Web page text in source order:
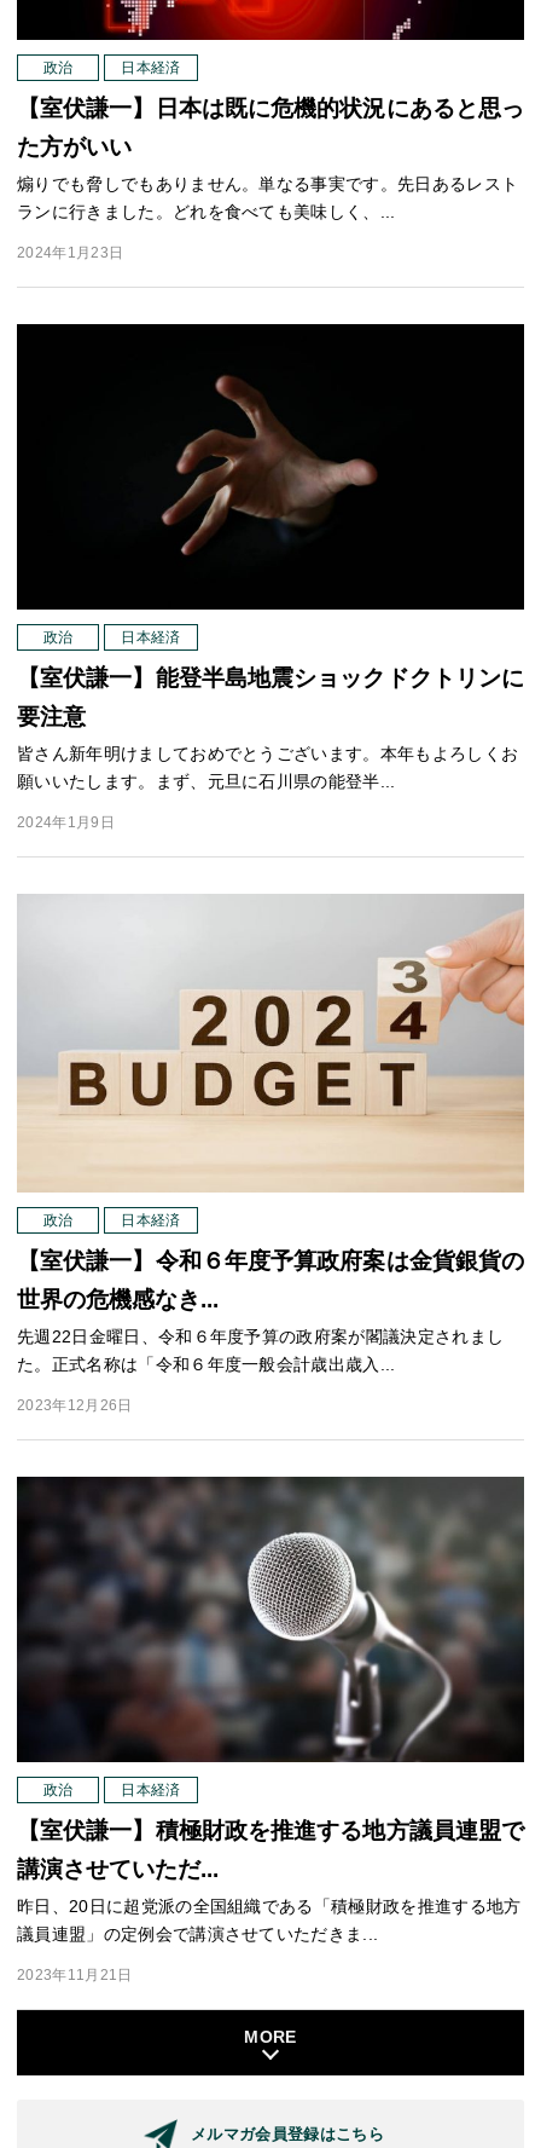
政治 日本経済
【室伏謙一】日本は既に危機的状況にあると思っ
た方がいい
煽りでも脅しでもありません。単なる事実です。先日あるレスト
ランに行きました。どれを食べても美味しく、...
2024年1月23日
政治 日本経済
【室伏謙一】能登半島地震ショックドクトリンに
要注意
皆さん新年明けましておめでとうございます。本年もよろしくお
願いいたします。まず、元旦に石川県の能登半...
2024年1月9日
政治 日本経済
【室伏謙一】令和６年度予算政府案は金貨銀貨の
世界の危機感なき...
先週22日金曜日、令和６年度予算の政府案が閣議決定されまし
た。正式名称は「令和６年度一般会計歳出歳入...
2023年12月26日
政治 日本経済
【室伏謙一】積極財政を推進する地方議員連盟で
講演させていただ...
昨日、20日に超党派の全国組織である「積極財政を推進する地方
議員連盟」の定例会で講演させていただきま...
2023年11月21日
MORE
メルマガ会員登録はこちら